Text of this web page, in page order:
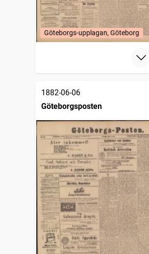
Göteborgs-upplagan, Göteborg
1882-06-06
Göteborgsposten